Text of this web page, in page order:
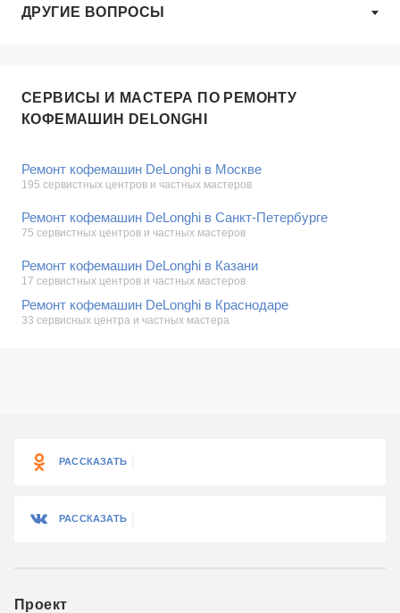
ДРУГИЕ ВОПРОСЫ
СЕРВИСЫ И МАСТЕРА ПО РЕМОНТУ
КОФЕМАШИН DELONGHI
Ремонт кофемашин DeLonghi в Москве
195 сервистных центров и частных мастеров
Ремонт кофемашин DeLonghi в Санкт-Петербурге
75 сервистных центров и частных мастеров
Ремонт кофемашин DeLonghi в Казани
17 сервистных центров и частных мастеров
Ремонт кофемашин DeLonghi в Краснодаре
33 сервисных центра и частных мастера
РАССКАЗАТЬ
РАССКАЗАТЬ
Проект